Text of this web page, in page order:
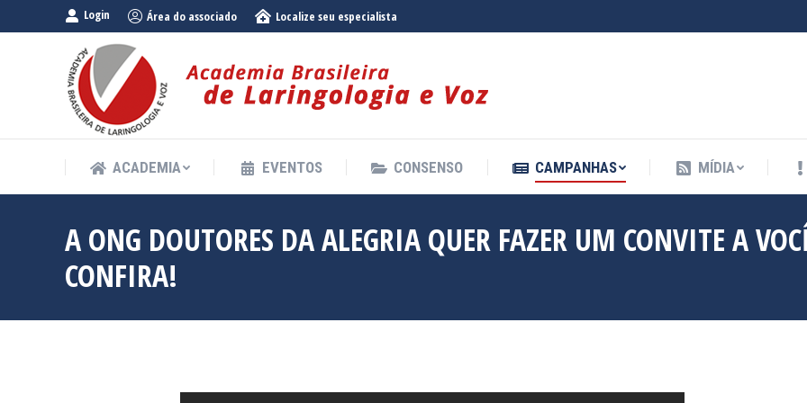
Login Área do associado Localize seu especialista
ACADEMIA
EVENTOS CONSENSO CAMPANHAS MÍDIA
A ONG DOUTORES DA ALEGRIA QUER FAZER UM CONVITE A
CONFIRA!
ACADEMIA EVENTOS CONSENSO CAMPANHAS MÍDIA